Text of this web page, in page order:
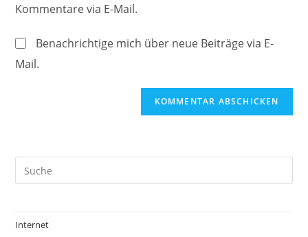
Kommentieren
ein
Kommentare via E-Mail.
Benachrichtige mich über neue Beiträge via E-
Mail.
Internet